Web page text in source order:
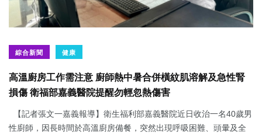
綜合新聞 健康
高溫廚房工作需注意 廚師熱中暑合併橫紋肌溶解及急性腎
損傷 衛福部嘉義醫院提醒勿輕忽熱傷害
【記者張文一嘉義報導】衛生福利部嘉義醫院近日收治一名40歲男
性廚師，因長時間於高溫廚房備餐，突然出現呼吸困難、頭暈及全